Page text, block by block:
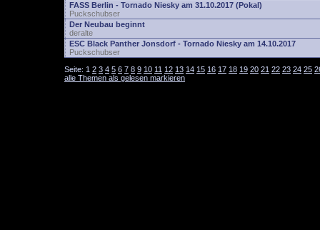
FASS Berlin - Tornado Niesky am 31.10.2017 (Pokal)
Puckschubser
Der Neubau beginnt
deralte
ESC Black Panther Jonsdorf - Tornado Niesky am 14.10.2017
Puckschubser
Seite: 1 2 3 4 5 6 7 8 9 10 11 12 13 14 15 16 17 18 19 20 21 22 23 24 25
alle Themen als gelesen markieren